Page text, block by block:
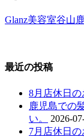
Glanz美容室谷山
最近の投稿
8月店休日
鹿児島での
い。
2026-
7月店休日